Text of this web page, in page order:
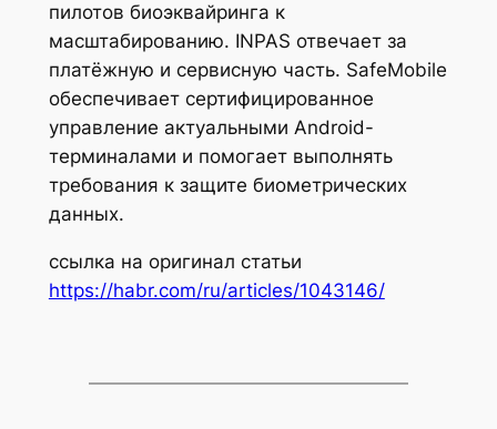
пилотов биоэквайринга к
масштабированию. INPAS отвечает за
платёжную и сервисную часть. SafeMobile
обеспечивает сертифицированное
управление актуальными Android-
терминалами и помогает выполнять
требования к защите биометрических
данных.
ссылка на оригинал статьи
https://habr.com/ru/articles/1043146/